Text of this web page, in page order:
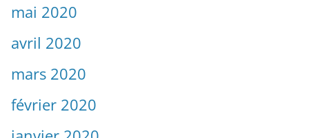
mai 2020
avril 2020
mars 2020
février 2020